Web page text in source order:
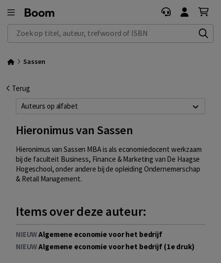
Zoek op titel, auteur, trefwoord of ISBN
Sassen
Terug
Auteurs op alfabet
Hieronimus van Sassen
Hieronimus van Sassen MBA is als economiedocent werkzaam
bij de faculteit Business, Finance & Marketing van De Haagse
Hogeschool, onder andere bij de opleiding Ondernemerschap
& Retail Management.
Items over deze auteur:
NIEUWAlgemene economie voor het bedrijf
NIEUWAlgemene economie voor het bedrijf (1e druk)